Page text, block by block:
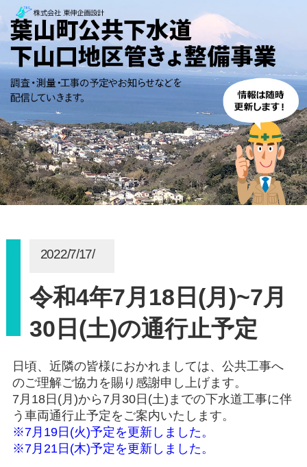
2022/7/17/
令和4年7月18日(月)~7月
30日(土)の通行止予定
日頃、近隣の皆様におかれましては、公共工事へ
のご理解ご協力を賜り感謝申し上げます。
7月18日(月)から7月30日(土)までの下水道工事に伴
う車両通行止予定をご案内いたします。
※7月19日(火)予定を更新しました。
※7月21日(木)予定を更新しました。